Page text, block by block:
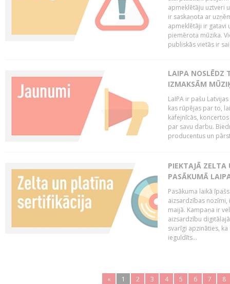
apmeklētāju uztveri
ir saskaņota ar
apmeklētāji ir gatavi
piemērota mūzika.
publiskās vietās ir
LAIPA NOSLĒDZ
IZMAKSĀM
LaIPA ir pašu
kas rūpējas par to,
kafejnīcās,
par savu darbu.
producentus un
PIEKTAJĀ ZELTA
PASĀKUMĀ
Pasākuma laikā
aizsardzības nozīmi,
maijā. Kampaņa ir
aizsardzību
svarīgi apzināties,
ieguldīts...
« 1 2 3 4 5 6 7 8